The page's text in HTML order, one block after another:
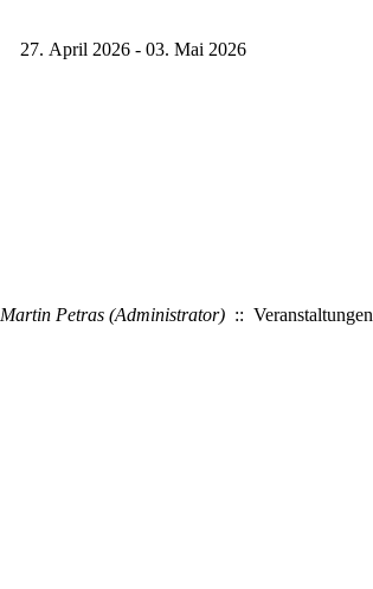
27. April 2026 - 03. Mai 2026
Martin Petras (Administrator) :: Veranstaltungen